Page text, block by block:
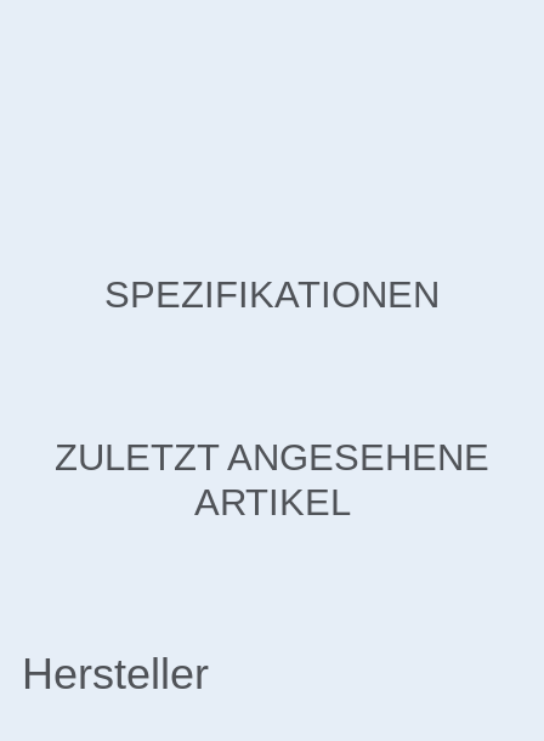
SPEZIFIKATIONEN
ZULETZT ANGESEHENE
ARTIKEL
Hersteller